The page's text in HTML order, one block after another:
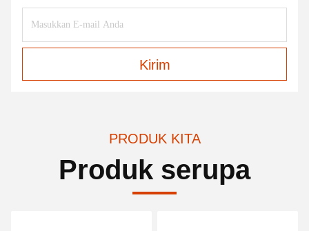
Kirim
PRODUK KITA
Produk serupa